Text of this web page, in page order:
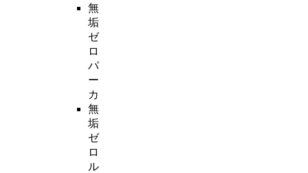
無
垢
ゼ
ロ
パ
ー
カ
無
垢
ゼ
ロ
ル